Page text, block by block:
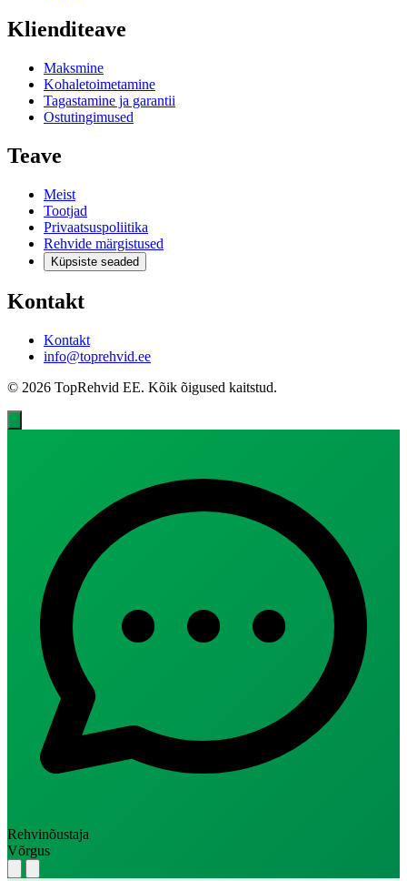
Klienditeave
Maksmine
Kohaletoimetamine
Tagastamine ja garantii
Ostutingimused
Teave
Meist
Tootjad
Privaatsuspoliitika
Rehvide märgistused
Küpsiste seaded
Kontakt
Kontakt
info@toprehvid.ee
© 2026 TopRehvid EE. Kõik õigused kaitstud.
Rehvinõustaja
Võrgus